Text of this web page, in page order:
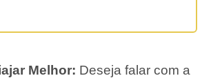
Melhor: Deseja falar com a